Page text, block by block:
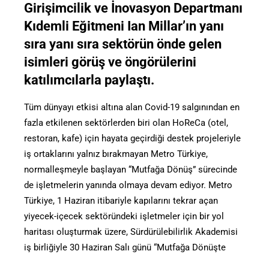
Girişimcilik ve İnovasyon Departmanı
Kıdemli Eğitmeni Ian Millar’ın yanı
sıra yanı sıra sektörün önde gelen
isimleri görüş ve öngörülerini
katılımcılarla paylaştı.
Tüm dünyayı etkisi altına alan Covid-19 salgınından en
fazla etkilenen sektörlerden biri olan HoReCa (otel,
restoran, kafe) için hayata geçirdiği destek projeleriyle
iş ortaklarını yalnız bırakmayan Metro Türkiye,
normalleşmeyle başlayan “Mutfağa Dönüş” sürecinde
de işletmelerin yanında olmaya devam ediyor. Metro
Türkiye, 1 Haziran itibariyle kapılarını tekrar açan
yiyecek-içecek sektöründeki işletmeler için bir yol
haritası oluşturmak üzere, Sürdürülebilirlik Akademisi
iş birliğiyle 30 Haziran Salı günü “Mutfağa Dönüşte